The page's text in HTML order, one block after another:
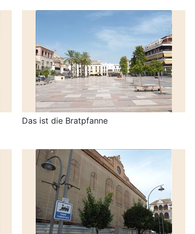
Das ist die Bratpfanne